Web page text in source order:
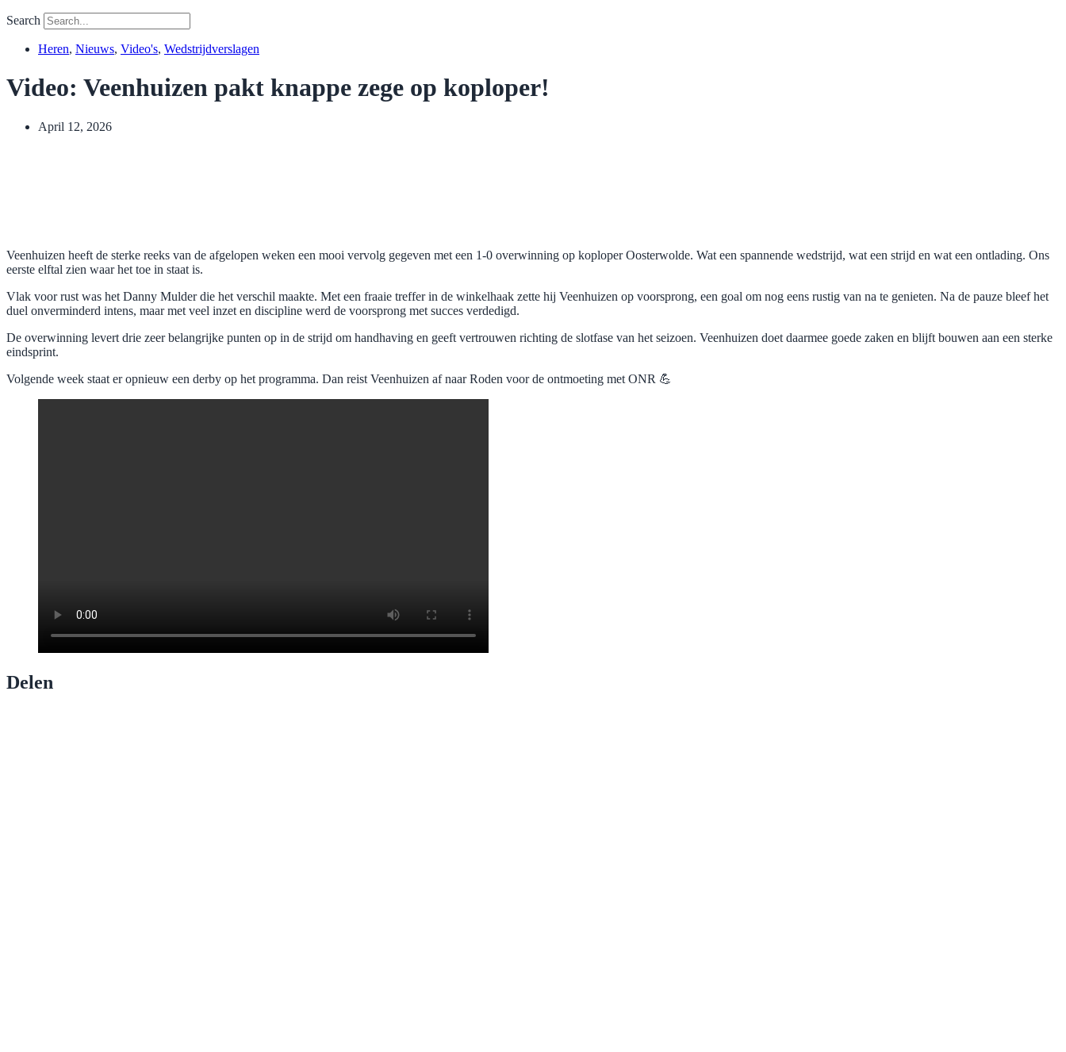
Search
Heren, Nieuws, Video's, Wedstrijdverslagen
Video: Veenhuizen pakt knappe zege op koploper!
April 12, 2026
Veenhuizen heeft de sterke reeks van de afgelopen weken een mooi vervolg gegeven met een 1-0 overwinning op koploper Oosterwolde. Wat een spannende wedstrijd, wat een strijd en wat een ontlading. Ons
eerste elftal zien waar het toe in staat is.
Vlak voor rust was het Danny Mulder die het verschil maakte. Met een fraaie treffer in de winkelhaak zette hij Veenhuizen op voorsprong, een goal om nog eens rustig van na te genieten. Na de pauze bleef het
duel onverminderd intens, maar met veel inzet en discipline werd de voorsprong met succes verdedigd.
De overwinning levert drie zeer belangrijke punten op in de strijd om handhaving en geeft vertrouwen richting de slotfase van het seizoen. Veenhuizen doet daarmee goede zaken en blijft bouwen aan een sterke
eindsprint.
Volgende week staat er opnieuw een derby op het programma. Dan reist Veenhuizen af naar Roden voor de ontmoeting met ONR 💪
Delen